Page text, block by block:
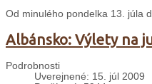
Od minulého pondelka 13. júla
Albánsko: Výlety na
Podrobnosti
Uverejnené: 15. júl 2009